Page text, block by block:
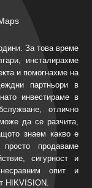
За това време
инсталирахме
и помогнахме на
партньори в
инвестираме в
отлично
да се разчита,
знаем какво е
продаваме
сигурност и
опит и
HIKVISION.